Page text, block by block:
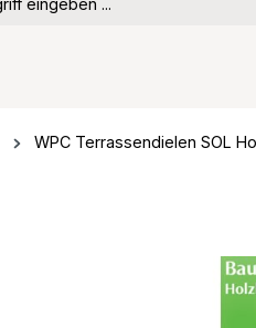
WPC Terrassendielen SOL